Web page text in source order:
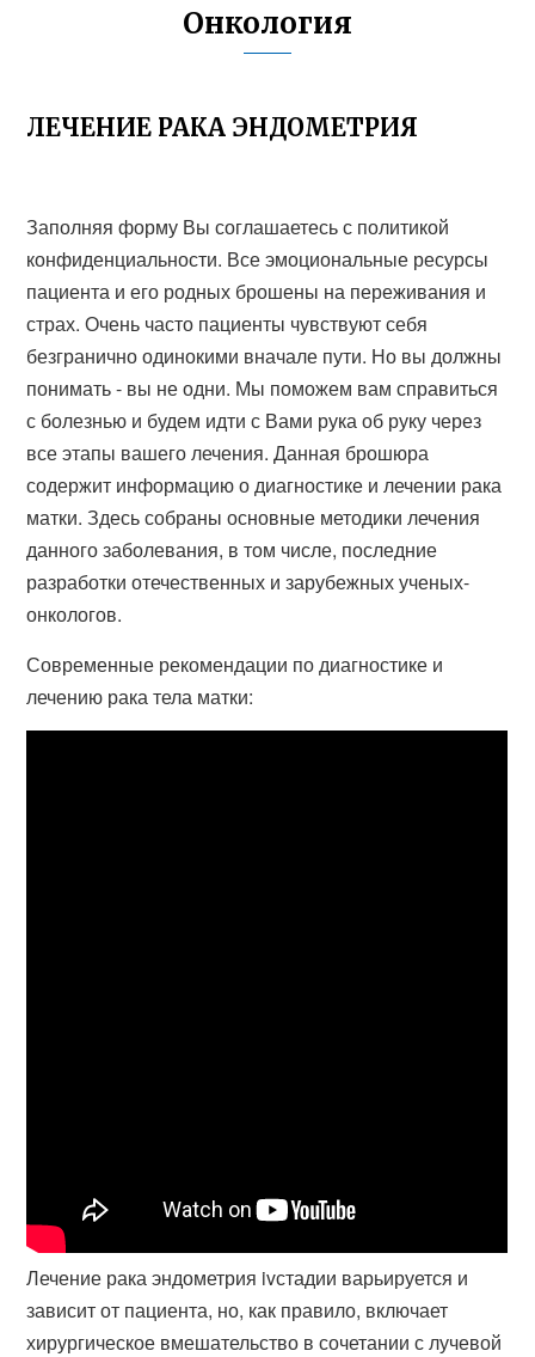
Онкология
ЛЕЧЕНИЕ РАКА ЭНДОМЕТРИЯ
Заполняя форму Вы соглашаетесь с политикой
конфиденциальности. Все эмоциональные ресурсы
пациента и его родных брошены на переживания и
страх. Очень часто пациенты чувствуют себя
безгранично одинокими вначале пути. Но вы должны
понимать - вы не одни. Мы поможем вам справиться
с болезнью и будем идти с Вами рука об руку через
все этапы вашего лечения. Данная брошюра
содержит информацию о диагностике и лечении рака
матки. Здесь собраны основные методики лечения
данного заболевания, в том числе, последние
разработки отечественных и зарубежных ученых-
онкологов.
Современные рекомендации по диагностике и
лечению рака тела матки:
Лечение рака эндометрия ivстадии варьируется и
зависит от пациента, но, как правило, включает
хирургическое вмешательство в сочетании с лучевой